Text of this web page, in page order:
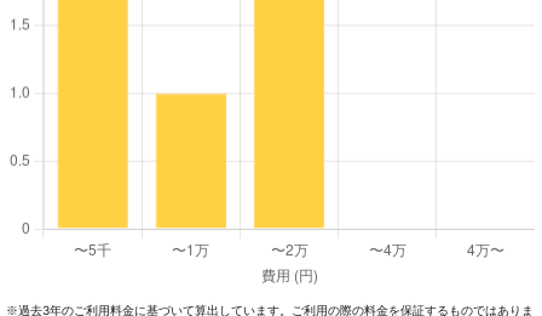
※過去3年のご利⽤料⾦に基づいて算出しています。ご利⽤の際の料⾦を保証するものではありま